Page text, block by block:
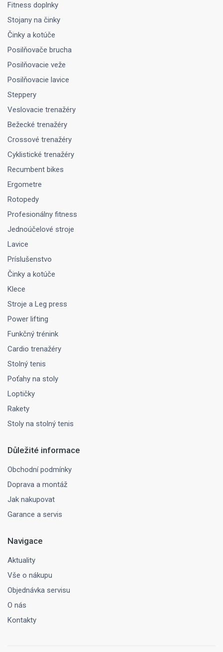
Fitness doplnky
Stojany na činky
Činky a kotúče
Posilňovače brucha
Posilňovacie veže
Posilňovacie lavice
Steppery
Veslovacie trenažéry
Bežecké trenažéry
Crossové trenažéry
Cyklistické trenažéry
Recumbent bikes
Ergometre
Rotopedy
Profesionálny fitness
Jednoúčelové stroje
Lavice
Príslušenstvo
Činky a kotúče
Klece
Stroje a Leg press
Power lifting
Funkčný trénink
Cardio trenažéry
Stolný tenis
Poťahy na stoly
Loptičky
Rakety
Stoly na stolný tenis
Důležité informace
Obchodní podmínky
Doprava a montáž
Jak nakupovat
Garance a servis
Navigace
Aktuality
Vše o nákupu
Objednávka servisu
O nás
Kontakty